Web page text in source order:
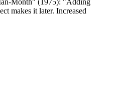
Month" (1975): "Adding
makes it later. Increased